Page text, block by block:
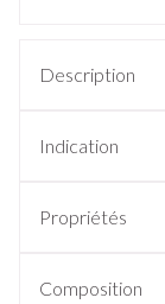
Description
Indication
Propriétés
Composition